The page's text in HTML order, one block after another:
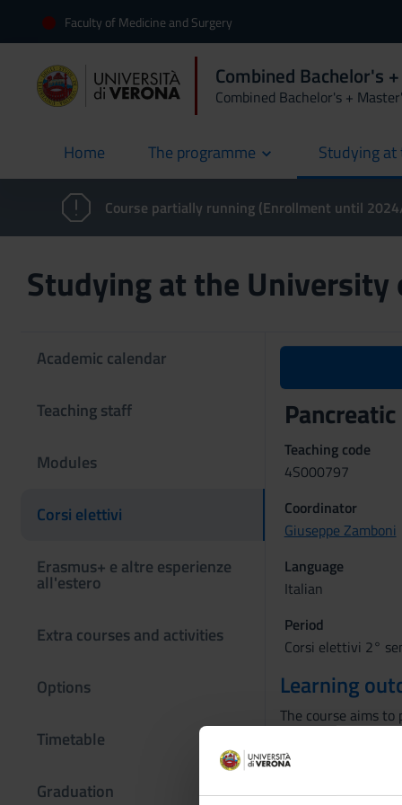
Faculty of Medicine and Surgery
Combined Bachelor's
Combined Bachelor's +
Home
current The programme Studying
Course partially running (Enrollment until
Studying at the University
Academic calendar
Teaching staff
Modules
Corsi elettivi
Erasmus+ e altre esperienze
all'estero
Extra courses and activities
Options
Timetable
Graduation
Teaching code
4S000797
Coordinator
Giuseppe Zamboni
Language
Italian
Period
Corsi elettivi 2°
Learning
The course aims
anatomical and
biopsy,
The student will